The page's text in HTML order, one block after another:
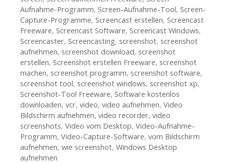
Aufnahme-Programm, Screen-Aufnahme-Tool, Screen-
Capture-Programme, Screencast erstellen, Screencast
Freeware, Screencast Software, Screencast Windows,
Screencaster, Screencasting, screenshot, screenshot
aufnehmen, screenshot download, screenshot
erstellen, Screenshot erstellen Freeware, screenshot
machen, screenshot programm, screenshot software,
screenshot tool, screenshot windows, screenshot xp,
Screenshot-Tool Freeware, Software kostenlos
downloaden, vcr, video, video aufnehmen, Video
Bildschirm aufnehmen, video recorder, video
screenshots, Video vom Desktop, Video-Aufnahme-
Programm, Video-Capture-Software, vom Bildschirm
aufnehmen, wie screenshot, Windows Desktop
aufnehmen